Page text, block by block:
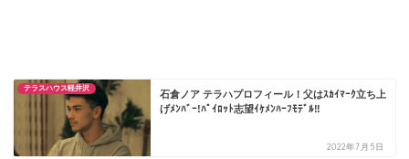
テラスハウス軽井沢
石倉ノア テラハプロフィール！父はｽｶｲﾏｰｸ立ち上
げﾒﾝﾊﾞｰ!ﾊﾟｲﾛｯﾄ志望ｲｹﾒﾝﾊｰﾌﾓﾃﾞﾙ‼
2022年7月5日